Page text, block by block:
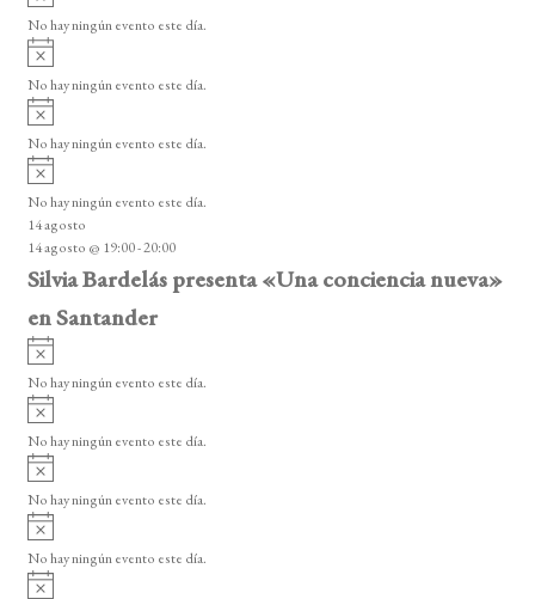
o
v
i
o
No hay ningún evento este día.
A
v
i
o
No hay ningún evento este día.
A
v
i
o
No hay ningún evento este día.
A
v
i
s
o
No hay ningún evento este día.
14 agosto
14 agosto @ 19:00-20:00
Silvia Bardelás presenta «Una conciencia nueva»
en Santander
A
v
i
o
No hay ningún evento este día.
A
v
i
o
No hay ningún evento este día.
A
v
i
o
No hay ningún evento este día.
A
v
i
No hay ningún evento este día.
A